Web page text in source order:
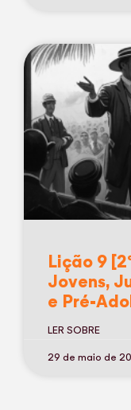
Lição 9
Jovens,
e Pré-
LER SOBRE
29 de maio de